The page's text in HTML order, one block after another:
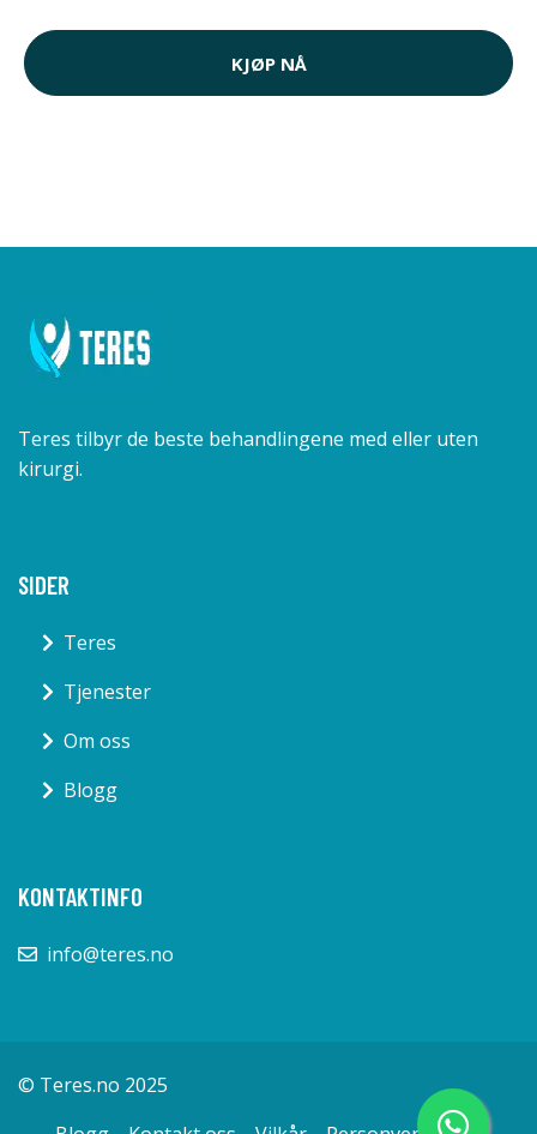
KJØP NÅ
Teres tilbyr de beste behandlingene med eller uten
kirurgi.
SIDER
Teres
Tjenester
Om oss
Blogg
KONTAKTINFO
info@teres.no
© Teres.no 2025